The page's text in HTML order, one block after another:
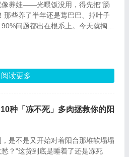
像养娃——光喂饭没用，得先把"肠
那些养了半年还是蔫巴巴、掉叶子
问题都出在根系上。今天就掏心
阅读更多
种「冻不死」多肉拯救你的阳
是不是又开始对着阳台那堆软塌塌
愁？"这货到底是睡着了还是冻死